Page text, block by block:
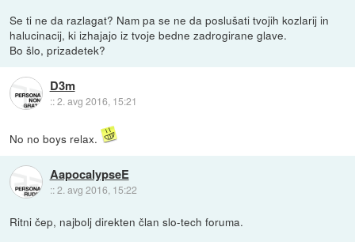
Se ti ne da razlagat? Nam pa se ne da poslušati tvojih kozlarij in
halucinacij, ki izhajajo iz tvoje bedne zadrogirane glave.
Bo šlo, prizadetek?
D3m
::2. avg 2016, 15:21
No no boys relax.
AapocalypseE
::2. avg 2016, 15:22
Ritni čep, najbolj direkten član slo-tech foruma.